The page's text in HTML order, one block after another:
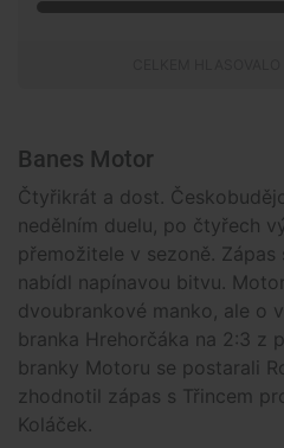
Banes Motor
Čtyřikrát a dost.
nedělním duelu, po čtyřech
přemožitele v sezoně. Zápas
nabídl napínavou bitvu.
dvoubrankové manko, ale o
branka Hrehorčáka na 2:3 z
branky Motoru se postarali
zhodnotil zápas s Třincem
Koláček.